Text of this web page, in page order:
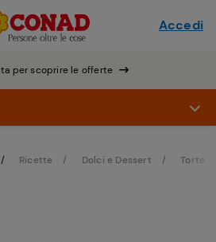
per scoprire le offerte
Accedi
Ricette Dolci e Dessert Torte